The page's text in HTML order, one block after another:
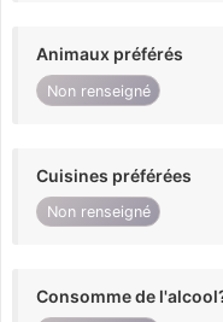
Animaux préférés
Non renseigné
Cuisines préférées
Non renseigné
Consomme de